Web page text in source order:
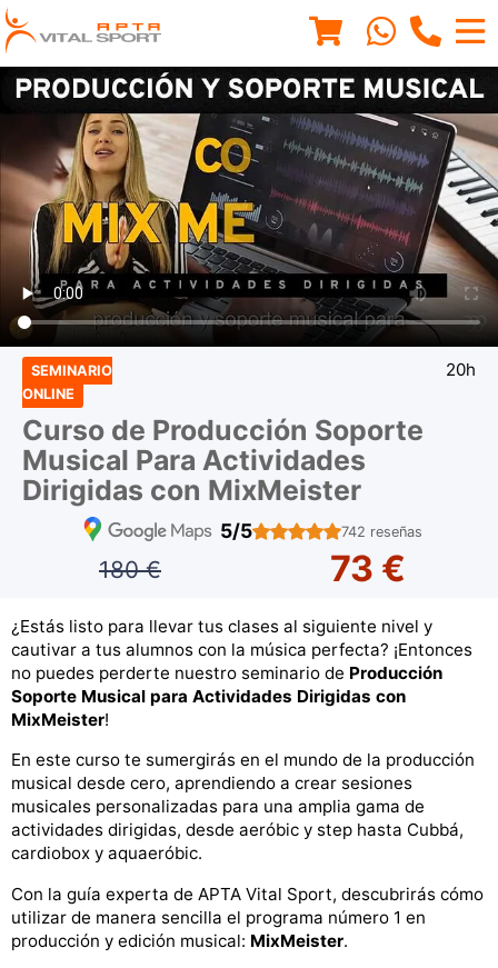
SEMINARIO
ONLINE
20h
Curso de Producción Soporte
Musical Para Actividades
Dirigidas con MixMeister
5/5 742 reseñas
180 € 73 €
¿Estás listo para llevar tus clases al siguiente nivel y
cautivar a tus alumnos con la música perfecta? ¡Entonces
no puedes perderte nuestro seminario de Producción
Soporte Musical para Actividades Dirigidas con
MixMeister!
En este curso te sumergirás en el mundo de la producción
musical desde cero, aprendiendo a crear sesiones
musicales personalizadas para una amplia gama de
actividades dirigidas, desde aeróbic y step hasta Cubbá,
cardiobox y aquaeróbic.
Con la guía experta de APTA Vital Sport, descubrirás cómo
utilizar de manera sencilla el programa número 1 en
producción y edición musical: MixMeister.